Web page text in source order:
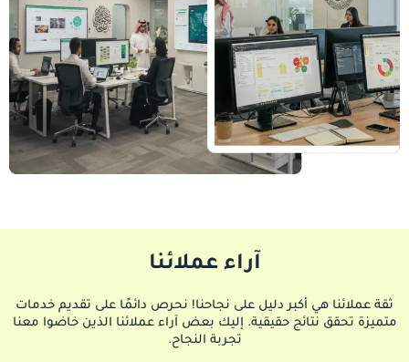
آراء عملائنا
ثقة عملائنا هي أكبر دليل على نجاحنا! نحرص دائمًا على تقديم خدمات
متميزة تحقق نتائج حقيقية. إليك بعض آراء عملائنا الذين خاضوا معنا
تجربة النجاح.